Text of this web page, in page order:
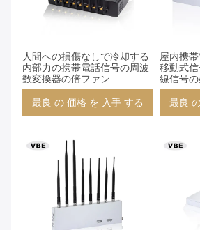
人間への損傷なしで冷却する
内部力の携帯電話信号の周波
数変換器の倍ファン
最良 の 価格 を 入手 する
屋内携帯
移動式
線信号
害機
最良